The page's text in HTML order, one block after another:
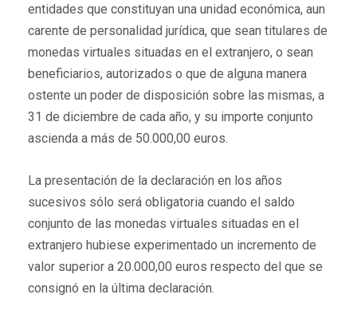
entidades que constituyan una unidad económica, aun
carente de personalidad jurídica, que sean titulares de
monedas virtuales situadas en el extranjero, o sean
beneficiarios, autorizados o que de alguna manera
ostente un poder de disposición sobre las mismas, a
31 de diciembre de cada año, y su importe conjunto
ascienda a más de 50.000,00 euros.
La presentación de la declaración en los años
sucesivos sólo será obligatoria cuando el saldo
conjunto de las monedas virtuales situadas en el
extranjero hubiese experimentado un incremento de
valor superior a 20.000,00 euros respecto del que se
consignó en la última declaración.